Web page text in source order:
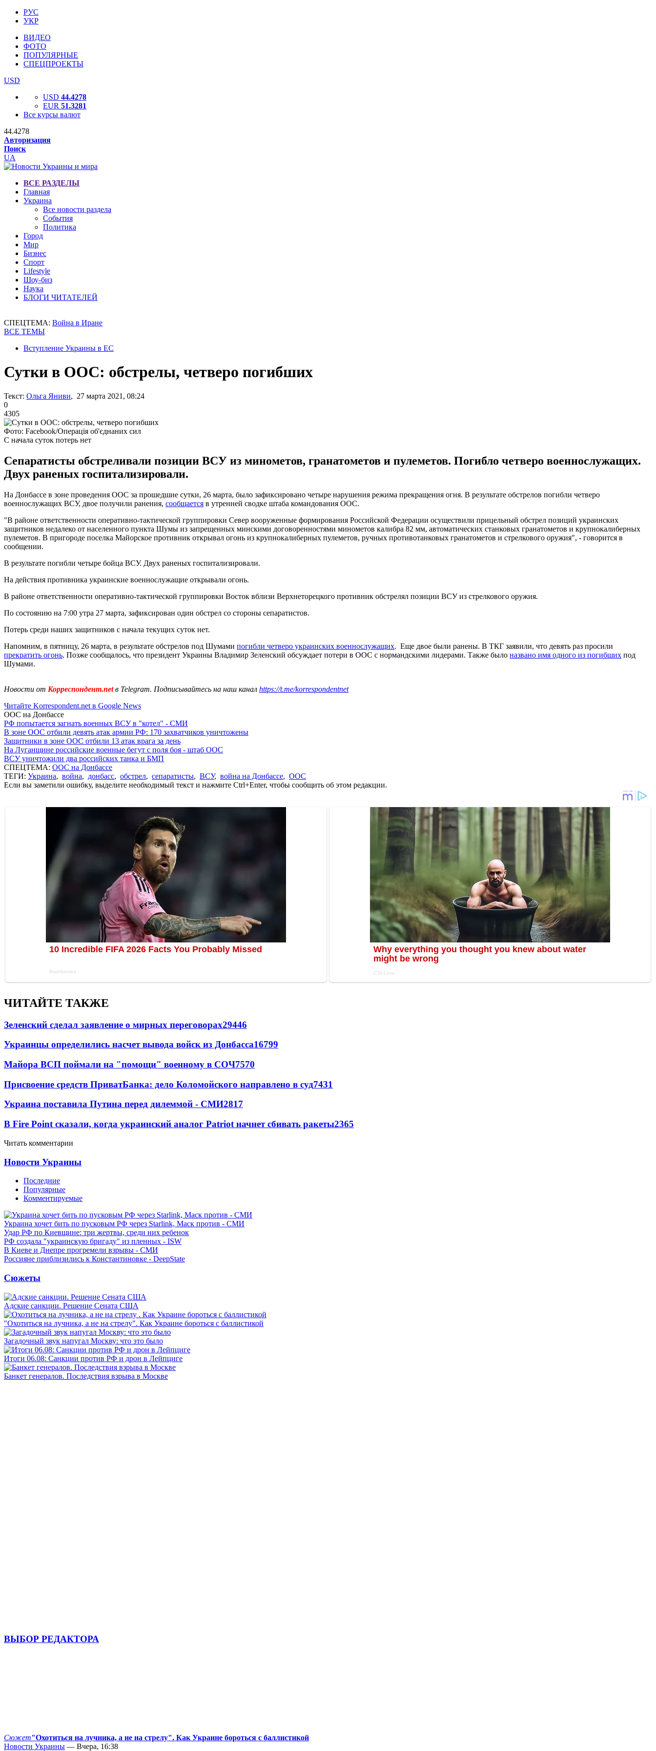
РУС
УКР
ВИДЕО
ФОТО
ПОПУЛЯРНЫЕ
СПЕЦПРОЕКТЫ
USD
USD 44.4278
EUR 51.3281
Все курсы валют
44.4278
Авторизация
Поиск
UA
ВСЕ РАЗДЕЛЫ
Главная
Украина
Все новости раздела
События
Политика
Город
Мир
Бизнес
Спорт
Lifestyle
Шоу-биз
Наука
БЛОГИ ЧИТАТЕЛЕЙ
СПЕЦТЕМА: Война в Иране
ВСЕ ТЕМЫ
Вступление Украины в ЕС
Сутки в ООС: обстрелы, четверо погибших
Текст: Ольга Яниви, 27 марта 2021, 08:24
0
4305
Фото: Facebook/Операція об'єднаних сил
С начала суток потерь нет
Сепаратисты обстреливали позиции ВСУ из минометов, гранатометов и пулеметов. Погибло четверо военнослужащих.
Двух раненых госпитализировали.
На Донбассе в зоне проведения ООС за прошедшие сутки, 26 марта, было зафиксировано четыре нарушения режима прекращения огня. В результате обстрелов погибли четверо
военнослужащих ВСУ, двое получили ранения, сообщается в утренней сводке штаба командования ООС.
"В районе ответственности оперативно-тактической группировки Север вооруженные формирования Российской Федерации осуществили прицельный обстрел позиций украинских
защитников недалеко от населенного пункта Шумы из запрещенных минскими договоренностями минометов калибра 82 мм, автоматических станковых гранатометов и крупнокалиберных
пулеметов. В пригороде поселка Майорское противник открывал огонь из крупнокалиберных пулеметов, ручных противотанковых гранатометов и стрелкового оружия", - говорится в
сообщении.
В результате погибли четыре бойца ВСУ. Двух раненых госпитализировали.
На действия противника украинские военнослужащие открывали огонь.
В районе ответственности оперативно-тактической группировки Восток вблизи Верхнеторецкого противник обстрелял позиции ВСУ из стрелкового оружия.
По состоянию на 7:00 утра 27 марта, зафиксирован один обстрел со стороны сепаратистов.
Потерь среди наших защитников с начала текущих суток нет.
Напомним, в пятницу, 26 марта, в результате обстрелов под Шумами погибли четверо украинских военнослужащих. Еще двое были ранены. В ТКГ заявили, что девять раз просили
прекратить огонь. Позже сообщалось, что президент Украины Владимир Зеленский обсуждает потери в ООС с нормандскими лидерами. Также было названо имя одного из погибших под
Шумами.
Новости от Корреспондент.netв Telegram. Подписывайтесь на наш канал https://t.me/korrespondentnet
Читайте Korrespondent.net в Google News
ООС на Донбассе
РФ попытается загнать военных ВСУ в "котел" - СМИ
В зоне ООС отбили девять атак армии РФ: 170 захватчиков уничтожены
Защитники в зоне ООС отбили 13 атак врага за день
На Луганщине российские военные бегут с поля боя - штаб ООС
ВСУ уничтожили два российских танка и БМП
СПЕЦТЕМА: ООС на Донбассе
ТЕГИ: Украина, война, донбасс, обстрел, сепаратисты, ВСУ, война на Донбассе, ООС
Если вы заметили ошибку, выделите необходимый текст и нажмите Ctrl+Enter, чтобы сообщить об этом редакции.
ЧИТАЙТЕ ТАКЖЕ
Зеленский сделал заявление о мирных переговорах29446
Украинцы определились насчет вывода войск из Донбасса16799
Майора ВСП поймали на "помощи" военному в СОЧ7570
Присвоение средств ПриватБанка: дело Коломойского направлено в суд7431
Украина поставила Путина перед дилеммой - СМИ2817
В Fire Point сказали, когда украинский аналог Patriot начнет сбивать ракеты2365
Читать комментарии
Новости Украины
Последние
Популярные
Комментируемые
Украина хочет бить по пусковым РФ через Starlink, Маск против - СМИ
Удар РФ по Киевщине: три жертвы, среди них ребенок
РФ создала "украинскую бригаду" из пленных - ISW
В Киеве и Днепре прогремели взрывы - СМИ
Россияне приблизились к Константиновке - DeepState
Сюжеты
Адские санкции. Решение Сената США
"Охотиться на лучника, а не на стрелу". Как Украине бороться с баллистикой
Загадочный звук напугал Москву: что это было
Итоги 06.08: Санкции против РФ и дрон в Лейпциге
Банкет генералов. Последствия взрыва в Москве
ВЫБОР РЕДАКТОРА
Сюжет"Охотиться на лучника, а не на стрелу". Как Украине бороться с баллистикой
Новости Украины — Вчера, 16:38